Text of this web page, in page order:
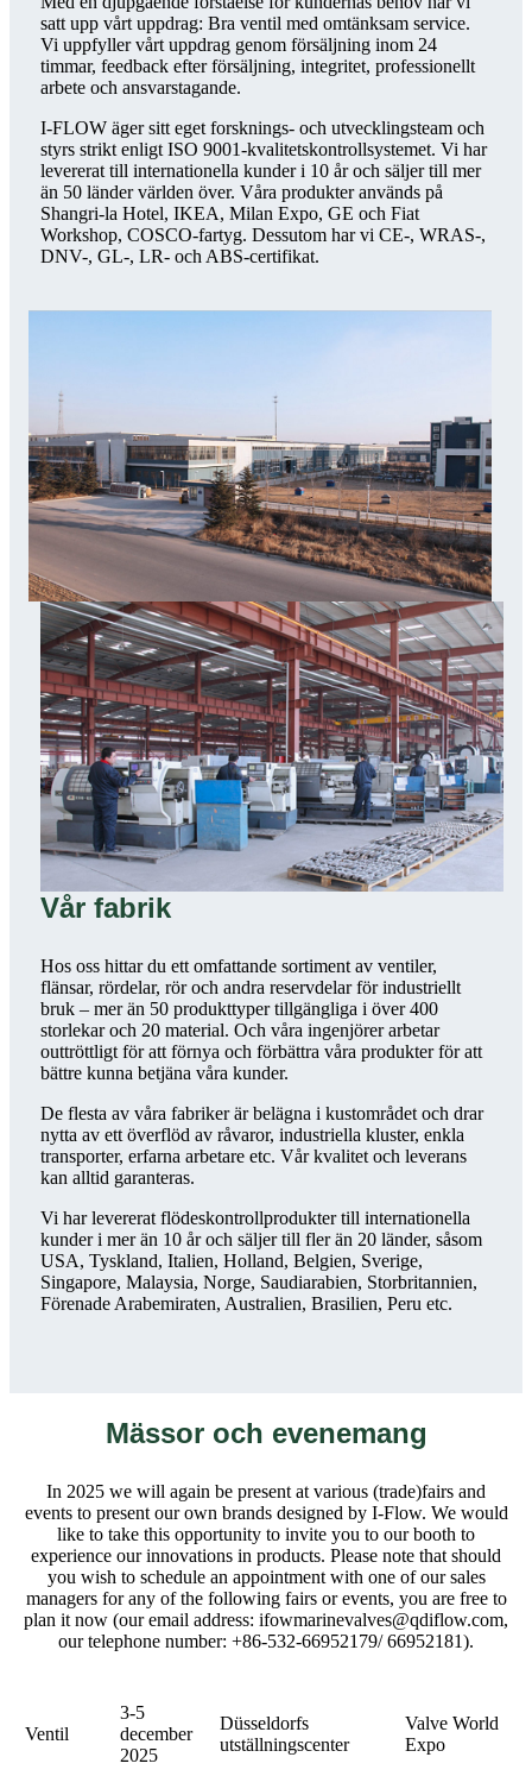
satt upp vårt uppdrag: Bra ventil med omtänksam service.
Vi uppfyller vårt uppdrag genom försäljning inom 24
timmar, feedback efter försäljning, integritet, professionellt
arbete och ansvarstagande.
I-FLOW äger sitt eget forsknings- och utvecklingsteam och
styrs strikt enligt ISO 9001-kvalitetskontrollsystemet. Vi har
levererat till internationella kunder i 10 år och säljer till mer
än 50 länder världen över. Våra produkter används på
Shangri-la Hotel, IKEA, Milan Expo, GE och Fiat
Workshop, COSCO-fartyg. Dessutom har vi CE-, WRAS-,
DNV-, GL-, LR- och ABS-certifikat.
Vår fabrik
Hos oss hittar du ett omfattande sortiment av ventiler,
flänsar, rördelar, rör och andra reservdelar för industriellt
bruk – mer än 50 produkttyper tillgängliga i över 400
storlekar och 20 material. Och våra ingenjörer arbetar
outtröttligt för att förnya och förbättra våra produkter för att
bättre kunna betjäna våra kunder.
De flesta av våra fabriker är belägna i kustområdet och drar
nytta av ett överflöd av råvaror, industriella kluster, enkla
transporter, erfarna arbetare etc. Vår kvalitet och leverans
kan alltid garanteras.
Vi har levererat flödeskontrollprodukter till internationella
kunder i mer än 10 år och säljer till fler än 20 länder, såsom
USA, Tyskland, Italien, Holland, Belgien, Sverige,
Singapore, Malaysia, Norge, Saudiarabien, Storbritannien,
Förenade Arabemiraten, Australien, Brasilien, Peru etc.
Mässor och evenemang
In 2025 we will again be present at various (trade)fairs and
events to present our own brands designed by I-Flow. We would
like to take this opportunity to invite you to our booth to
experience our innovations in products. Please note that should
you wish to schedule an appointment with one of our sales
managers for any of the following fairs or events, you are free to
plan it now (our email address: ifowmarinevalves@qdiflow.com,
our telephone number: +86-532-66952179/ 66952181).
Ventil
3-5
december
2025
Düsseldorfs
utställningscenter
Valve World
Expo